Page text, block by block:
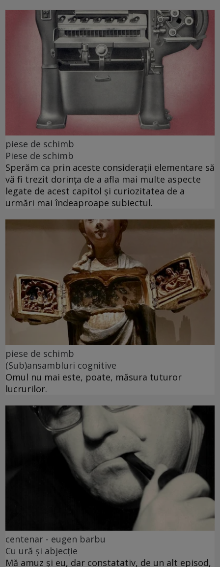
piese de schimb
Piese de schimb
Sperăm ca prin aceste considerații elementare să
vă fi trezit dorința de a afla mai multe aspecte
legate de acest capitol și curiozitatea de a
urmări mai îndeaproape subiectul.
piese de schimb
(Sub)ansambluri cognitive
Omul nu mai este, poate, măsura tuturor
lucrurilor.
centenar - eugen barbu
Cu ură și abjecție
Mă amuz și eu, dar constatativ, de un alt episod,